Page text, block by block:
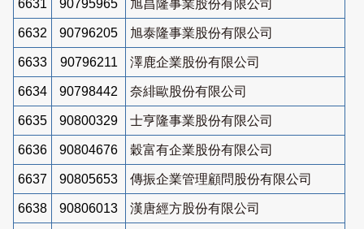
6631 90795965 旭昌隆事業股份有限公司
6632 90796205 旭泰隆事業股份有限公司
6633 90796211 澤鹿企業股份有限公司
6634 90798442 奈緋歐股份有限公司
6635 90800329 士亨隆事業股份有限公司
6636 90804676 穀富有企業股份有限公司
6637 90805653 傳振企業管理顧問股份有限公司
6638 90806013 漢唐經方股份有限公司